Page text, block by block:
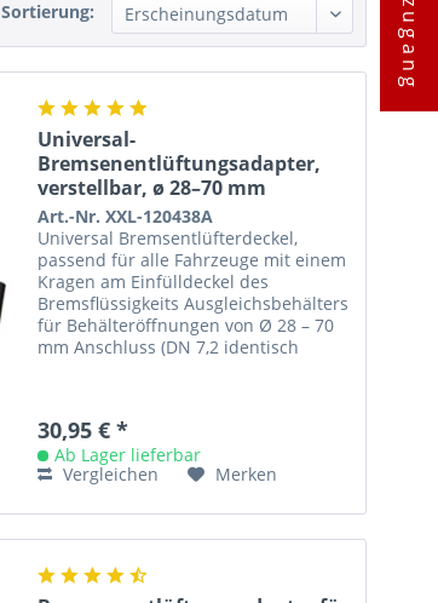
Sortierung:
Universal-
Bremsenentlüftungsadapter,
verstellbar, ø 28–70 mm
Art.-Nr. XXL-120438A
Universal Bremsentlüfterdeckel,
passend für alle Fahrzeuge mit einem
Kragen am Einfülldeckel des
Bremsflüssigkeits Ausgleichsbehälters
für Behälteröffnungen von Ø 28 – 70
mm Anschluss (DN 7,2 identisch
30,95 € *
Ab Lager lieferbar
Vergleichen
Merken